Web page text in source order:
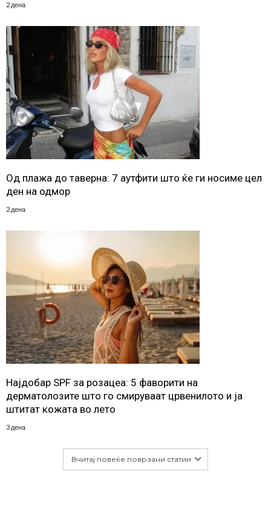
2 дена
Од плажа до таверна: 7 аутфити што ќе ги носиме цел
ден на одмор
2 дена
Најдобар SPF за розацеа: 5 фаворити на
дерматолозите што го смируваат црвенилото и ја
штитат кожата во лето
3 дена
Вчитај повеќе поврзани статии